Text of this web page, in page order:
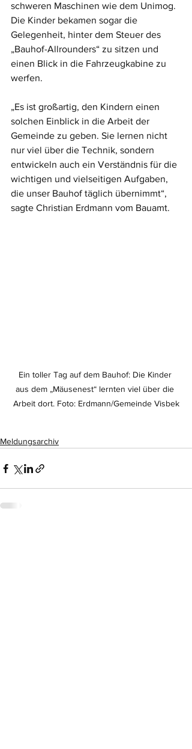
schweren Maschinen wie dem Unimog.
Die Kinder bekamen sogar die
Gelegenheit, hinter dem Steuer des
„Bauhof-Allrounders“ zu sitzen und
einen Blick in die Fahrzeugkabine zu
werfen.
„Es ist großartig, den Kindern einen
solchen Einblick in die Arbeit der
Gemeinde zu geben. Sie lernen nicht
nur viel über die Technik, sondern
entwickeln auch ein Verständnis für die
wichtigen und vielseitigen Aufgaben,
die unser Bauhof täglich übernimmt“,
sagte Christian Erdmann vom Bauamt.
Ein toller Tag auf dem Bauhof: Die Kinder
aus dem „Mäusenest“ lernten viel über die
Arbeit dort. Foto: Erdmann/Gemeinde Visbek
Meldungsarchiv